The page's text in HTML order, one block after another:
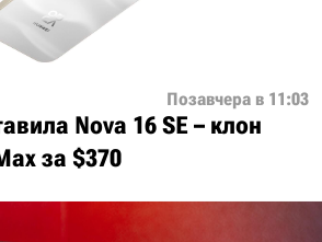
Позавчера в 11:03
Nova 16 SE – клон
за $370